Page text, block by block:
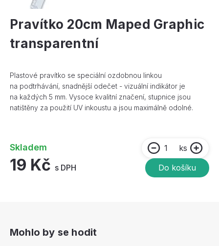
Pravítko 20cm Maped Graphic
transparentní
Plastové pravítko se speciální ozdobnou linkou
na podtrhávání, snadnější odečet - vizuální indikátor je
na každých 5 mm. Vysoce kvalitní značení, stupnice jsou
natištěny za použití UV inkoustu a jsou maximálně odolné.
Skladem
19 Kč s DPH
ks
Do košíku
Mohlo by se hodit